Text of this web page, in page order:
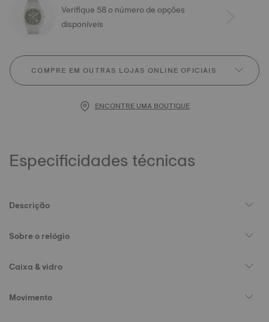
Verifique 58 o número de opções
disponíveis
COMPRE EM OUTRAS LOJAS ONLINE OFICIAIS
ENCONTRE UMA BOUTIQUE
Especificidades técnicas
Descrição
Sobre o relógio
Caixa & vidro
Movimento